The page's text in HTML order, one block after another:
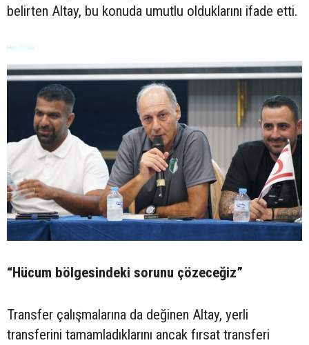
belirten Altay, bu konuda umutlu olduklarını ifade etti.
“Hücum bölgesindeki sorunu çözeceğiz”
Transfer çalışmalarına da değinen Altay, yerli
transferini tamamladıklarını ancak fırsat transferi